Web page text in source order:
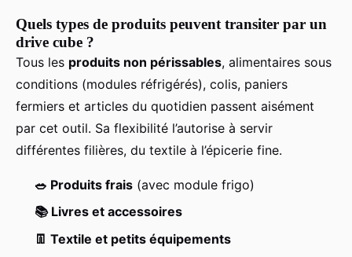
Quels types de produits peuvent transiter par un
drive cube ?
Tous les produits non périssables, alimentaires sous
conditions (modules réfrigérés), colis, paniers
fermiers et articles du quotidien passent aisément
par cet outil. Sa flexibilité l’autorise à servir
différentes filières, du textile à l’épicerie fine.
🥗 Produits frais (avec module frigo)
📚 Livres et accessoires
👖 Textile et petits équipements